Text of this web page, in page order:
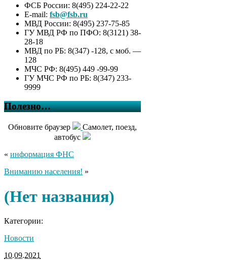
ФСБ России: 8(495) 224-22-22
E-mail: fsb@fsb.ru
МВД России: 8(495) 237-75-85
ГУ МВД РФ по ПФО: 8(3121) 38-
28-18
МВД по РБ: 8(347) -128, с моб. —
128
МЧС РФ: 8(495) 449 -99-99
ГУ МЧС РФ по РБ: 8(347) 233-
9999
Полезно…
Обновите браузер
Самолет, поезд,
автобус
« информация ФНС
Вниманию населения! »
(Нет названия)
Категории:
Новости
10.09.2021